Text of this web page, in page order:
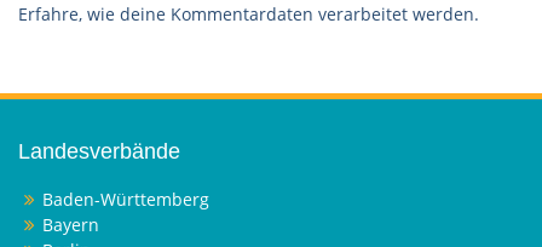
Erfahre, wie deine Kommentardaten verarbeitet werden.
Landesverbände
Baden-Württemberg
Bayern